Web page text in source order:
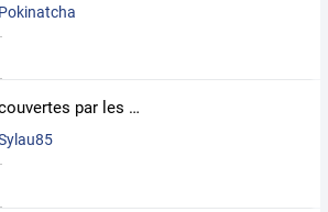
Pokinatcha
Découvertes par les Cistes